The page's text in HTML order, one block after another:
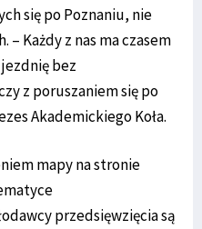
się po Poznaniu, nie
Każdy z nas ma czasem
bez
z poruszaniem się po
Akademickiego Koła.
mapy na stronie
przedsięwzięcia są